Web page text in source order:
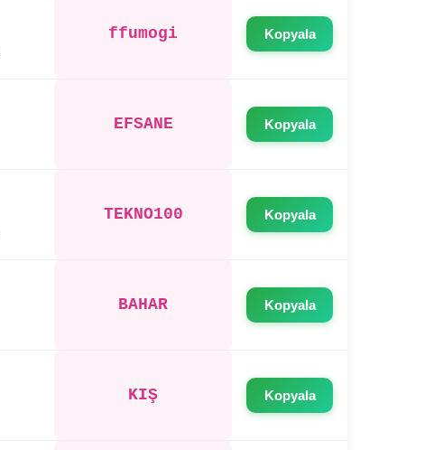
ffumogi Kopyala
EFSANE Kopyala
TEKNO100 Kopyala
BAHAR Kopyala
KIŞ Kopyala